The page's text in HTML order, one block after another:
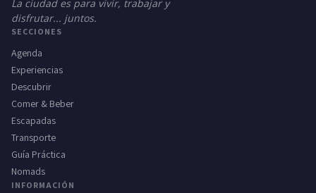
La ciudad es para vivir, trabajar y
disfrutar... juntos.
SECCIONES
Agenda
Experiencias
Descubrir
Comer & Beber
Escapadas
Transporte
Guía Práctica
Nomads
INFORMACIÓN